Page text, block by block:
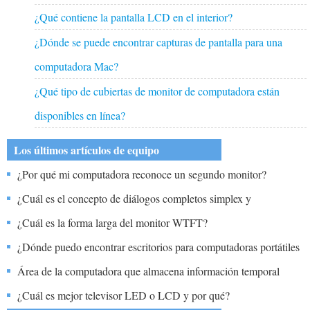
¿Qué contiene la pantalla LCD en el interior?
¿Dónde se puede encontrar capturas de pantalla para una
computadora Mac?
¿Qué tipo de cubiertas de monitor de computadora están
disponibles en línea?
Los últimos artículos de equipo
¿Por qué mi computadora reconoce un segundo monitor?
¿Cuál es el concepto de diálogos completos simplex y
semidúplex?
¿Cuál es la forma larga del monitor WTFT?
¿Dónde puedo encontrar escritorios para computadoras portátiles
en línea?
Área de la computadora que almacena información temporal
internamente mientras está encendido?
¿Cuál es mejor televisor LED o LCD y por qué?